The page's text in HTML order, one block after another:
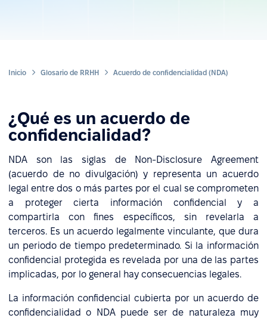
Inicio Glosario de RRHH Acuerdo de confidencialidad (NDA)
¿Qué es un acuerdo de
confidencialidad?
NDA son las siglas de Non-Disclosure Agreement
(acuerdo de no divulgación) y representa un acuerdo
legal entre dos o más partes por el cual se comprometen
a proteger cierta información confidencial y a
compartirla con fines específicos, sin revelarla a
terceros. Es un acuerdo legalmente vinculante, que dura
un periodo de tiempo predeterminado. Si la información
confidencial protegida es revelada por una de las partes
implicadas, por lo general hay consecuencias legales.
La información confidencial cubierta por un acuerdo de
confidencialidad o NDA puede ser de naturaleza muy